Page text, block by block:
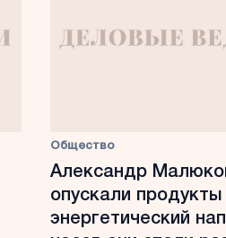
Общество
Александр
опускали продукты
энергетический